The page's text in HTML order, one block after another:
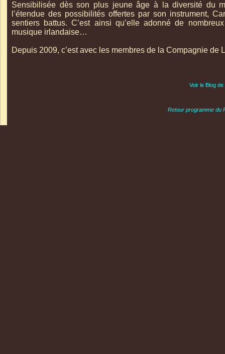
Retour programme du
Sensibilisée dès son plus jeune âge à la diversité du
l’étendue des possibilités offertes par son instrument,
sentiers battus. C’est ainsi qu’elle adonné de
musique irlandaise…
Depuis 2009, c’est avec les membres de la Compagnie de
Voir le Blog